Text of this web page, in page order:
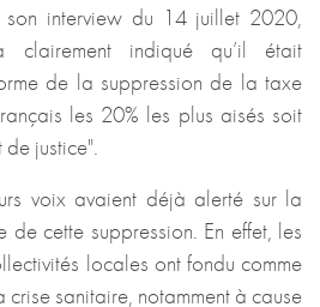
interview du 14 juillet 2020,
clairement indiqué qu’il était
de la suppression de la taxe
les 20% les plus aisés soit
justice".
voix avaient déjà alerté sur la
cette suppression. En effet, les
locales ont fondu comme
sanitaire, notamment à cause